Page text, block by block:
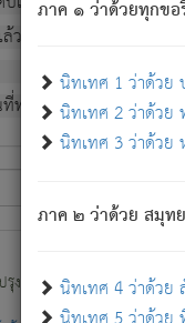
ภาค ๑ ว่าด้วยทุกขอ
นิทเทศ 1 ว่าด้วย
นิทเทศ 2 ว่าด้ว
นิทเทศ 3 ว่าด้วย
ภาค ๒ ว่าด้วย สมุท
นิทเทศ 4 ว่าด้ว
ว ชนะสงครามแล้ว ก้า
รงเปล่งออก ที่โคนต้นโพ
งข้อมูลให้ถูกต้องมากที่สุด